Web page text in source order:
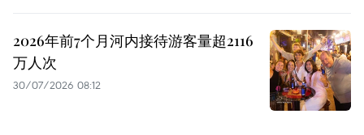
2026年前7个月河内接待游客量超2116
万人次
30/07/2026 08:12